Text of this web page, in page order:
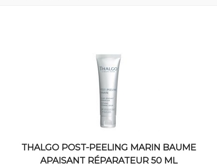
THALGO POST-PEELING MARIN BAUME
APAISANT RÉPARATEUR 50 ML